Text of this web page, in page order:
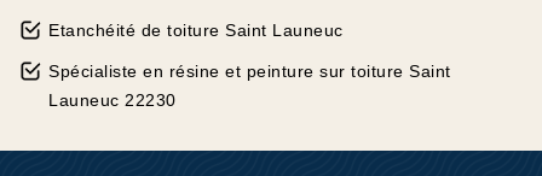
Etanchéité de toiture Saint Launeuc
Spécialiste en résine et peinture sur toiture Saint
Launeuc 22230